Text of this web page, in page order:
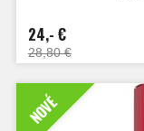
24,- €
28,80 €
NOVÉ